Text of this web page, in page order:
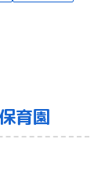
育園